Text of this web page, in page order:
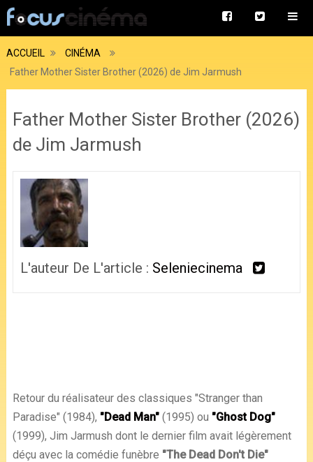
ACCUEIL
CINÉMA
Father Mother Sister Brother (2026) de Jim Jarmush
Father Mother Sister Brother (2026)
de Jim Jarmush
L'auteur De L'article : Seleniecinema
Retour du réalisateur des classiques "Stranger than
Paradise" (1984), "Dead Man"(1995) ou "Ghost Dog"
(1999), Jim Jarmush dont le dernier film avait légèrement
déçu avec la comédie funèbre "The Dead Don't Die"